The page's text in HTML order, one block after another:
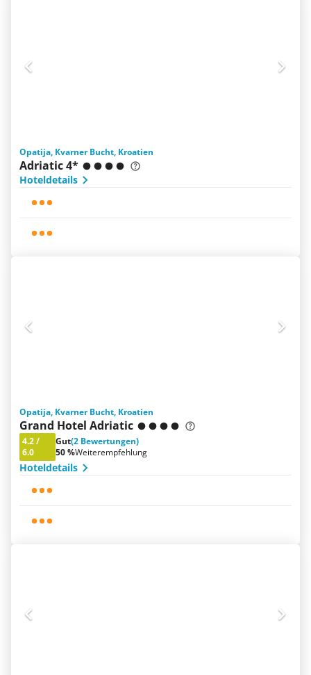
Opatija, Kvarner Bucht, Kroatien
Adriatic 4*
Hoteldetails
Opatija, Kvarner Bucht, Kroatien
Grand Hotel Adriatic
4.2/
6.0
Gut(2 Bewertungen)
50 %Weiterempfehlung
Hoteldetails